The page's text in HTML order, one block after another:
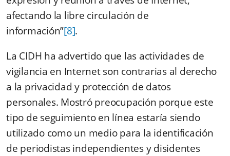
afectando la libre circulación de
información”[8].
La CIDH ha advertido que las actividades de
vigilancia en Internet son contrarias al derecho
a la privacidad y protección de datos
personales. Mostró preocupación porque este
tipo de seguimiento en línea estaría siendo
utilizado como un medio para la identificación
de periodistas independientes y disidentes